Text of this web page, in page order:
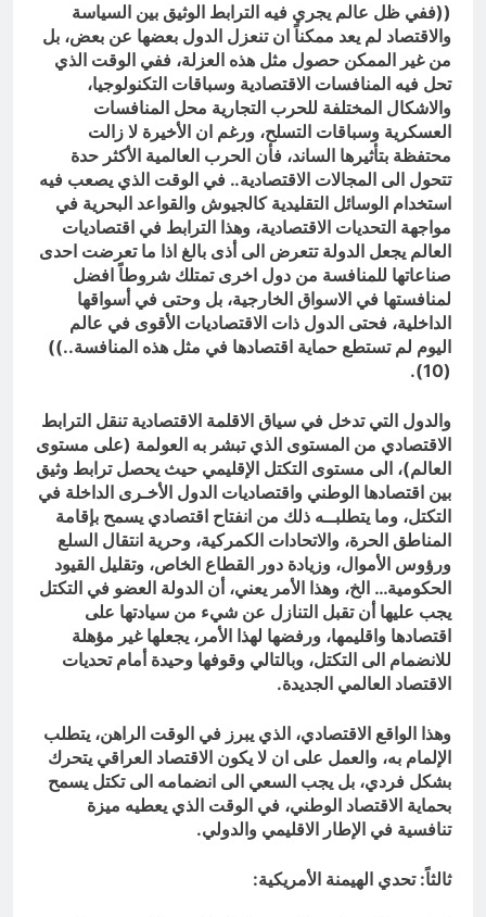
((ففي ظل عالم يجري فيه الترابط الوثيق بين السياسة
والاقتصاد لم يعد ممكناً ان تنعزل الدول بعضها عن بعض، بل
من غير الممكن حصول مثل هذه العزلة، ففي الوقت الذي
تحل فيه المنافسات الاقتصادية وسباقات التكنولوجيا،
والاشكال المختلفة للحرب التجارية محل المنافسات
العسكرية وسباقات التسلح، ورغم ان الأخيرة لا زالت
محتفظة بتأثيرها الساند، فأن الحرب العالمية الأكثر حدة
تتحول الى المجالات الاقتصادية.. في الوقت الذي يصعب فيه
استخدام الوسائل التقليدية كالجيوش والقواعد البحرية في
مواجهة التحديات الاقتصادية، وهذا الترابط في اقتصاديات
العالم يجعل الدولة تتعرض الى أذى بالغ اذا ما تعرضت احدى
صناعاتها للمنافسة من دول اخرى تمتلك شروطاً افضل
لمنافستها في الاسواق الخارجية، بل وحتى في أسواقها
الداخلية، فحتى الدول ذات الاقتصاديات الأقوى في عالم
اليوم لم تستطع حماية اقتصادها في مثل هذه المنافسة..))
(10).
والدول التي تدخل في سياق الاقلمة الاقتصادية تنقل الترابط
الاقتصادي من المستوى الذي تبشر به العولمة (على مستوى
العالم)، الى مستوى التكتل الإقليمي حيث يحصل ترابط وثيق
بين اقتصادها الوطني واقتصاديات الدول الأخـرى الداخلة في
التكتل، وما يتطلبــه ذلك من انفتاح اقتصادي يسمح بإقامة
المناطق الحرة، والاتحادات الكمركية، وحرية انتقال السلع
ورؤوس الأموال، وزيادة دور القطاع الخاص، وتقليل القيود
الحكومية… الخ، وهذا الأمر يعني، أن الدولة العضو في التكتل
يجب عليها أن تقبل التنازل عن شيء من سيادتها على
اقتصادها واقليمها، ورفضها لهذا الأمر، يجعلها غير مؤهلة
للانضمام الى التكتل، وبالتالي وقوفها وحيدة أمام تحديات
الاقتصاد العالمي الجديدة.
وهذا الواقع الاقتصادي، الذي يبرز في الوقت الراهن، يتطلب
الإلمام به، والعمل على ان لا يكون الاقتصاد العراقي يتحرك
بشكل فردي، بل يجب السعي الى انضمامه الى تكتل يسمح
بحماية الاقتصاد الوطني، في الوقت الذي يعطيه ميزة
تنافسية في الإطار الاقليمي والدولي.
ثالثاً: تحدي الهيمنة الأمريكية: